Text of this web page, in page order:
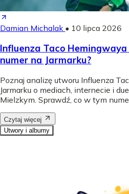
Damian Michalak • 10 lipca 2026
Influenza Taco
numer na Jarmarku?
Poznaj analizę utworu Influenza
Jarmarku o mediach, internecie i
Mielzkym. Sprawdź, co w tym
Czytaj więcej
Utwory i albumy